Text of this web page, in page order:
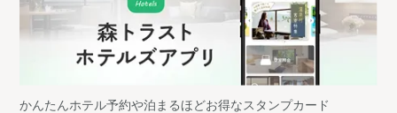
かんたんホテル予約や泊まるほどお得なスタンプカード